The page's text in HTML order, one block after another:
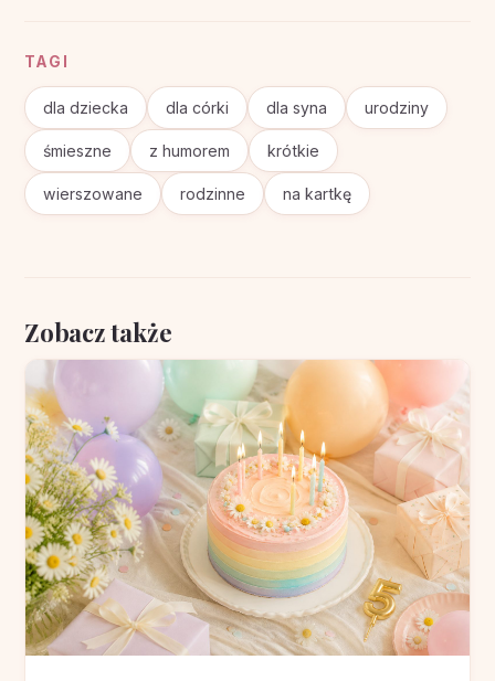
TAGI
dla dziecka dla córki dla syna urodziny
śmieszne z humorem krótkie
wierszowane rodzinne na kartkę
Zobacz także